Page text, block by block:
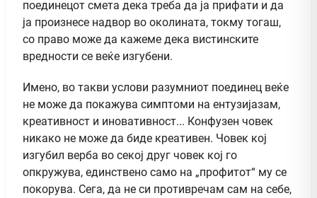
поединецот смета дека треба да ја прифати и да
ја произнесе надвор во околината, токму тогаш,
со право може да кажеме дека вистинските
вредности се веќе изгубени.
Имено, во такви услови разумниот поединец веќе
не може да покажува симптоми на ентузијазам,
креативност и иновативност... Конфузен човек
никако не може да биде креативен. Човек кој
изгубил верба во секој друг човек кој го
опкружува, единствено само на „профитот“ му се
покорува. Сега, да не си противречам сам на себе,